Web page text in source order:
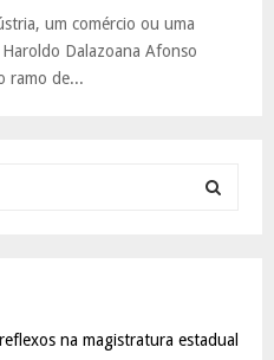
um comércio ou uma
Dalazoana Afonso
ramo de...
A
na magistratura estadual